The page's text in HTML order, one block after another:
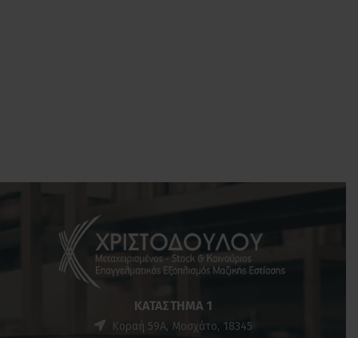
ΚΑΤΆΣΤΗΜΑ 1
Κοραή 59Α, Μοσχάτο, 18345